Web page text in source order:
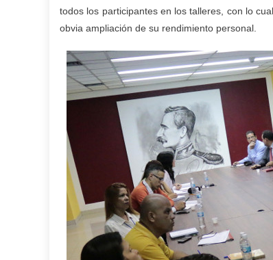
todos los participantes en los talleres, con lo
obvia ampliación de su rendimiento personal.